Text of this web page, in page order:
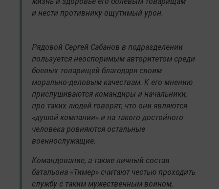
и нести противнику ощутимый урон.
Рядовой Сергей Сабанов в подразделении
пользуется неоспоримым авторитетом среди
боевых товарищей благодаря своим
морально-деловым качествам. К его мнению
прислушиваются командиры и начальники,
про таких людей говорят, что они являются
«душой компании» и на такого достойного
человека ровняются остальные
военнослужащие.
Командование, а также личный состав
батальона «Тимер» считают честью проходить
службу с таким мужественным воином,